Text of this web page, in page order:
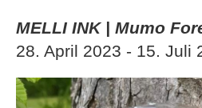
MELLI INK | Mumo
28. April 2023 - 15. Juli